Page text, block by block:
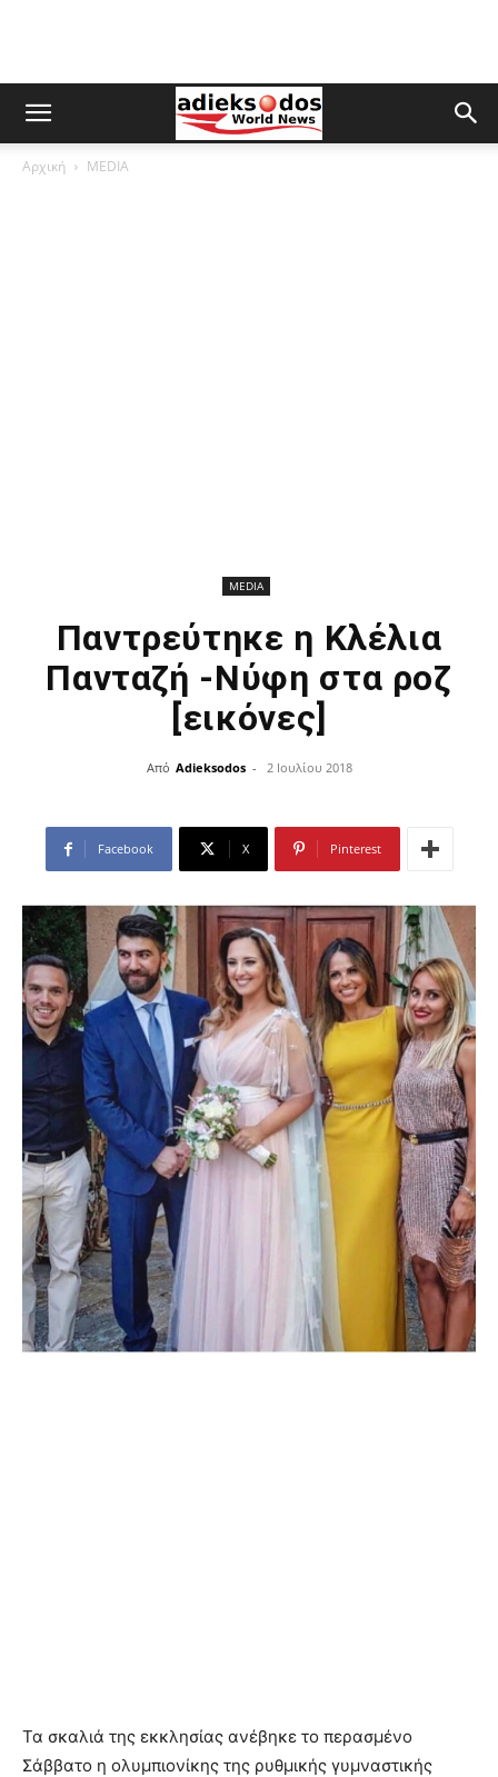
Αρχική MEDIA
MEDIA
Παντρεύτηκε η Κλέλια
Πανταζή -Νύφη στα ροζ
[εικόνες]
Από Adieksodos - 2 Ιουλίου 2018
Facebook X Pinterest
Τα σκαλιά της εκκλησίας ανέβηκε το περασμένο
Σάββατο η ολυμπιονίκης της ρυθμικής γυμναστικής